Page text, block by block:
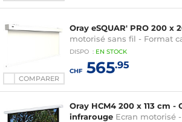
COMPARER
Oray eSQUAR' PRO 200 x
motorisé sans fil - Format
DISPO : EN STOCK
CHF565.95
Oray HCM4 200 x 113 cm -
infrarouge Ecran motorisé